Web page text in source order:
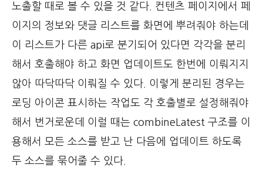
노출할 때로 볼 수 있을 것 같다. 컨텐츠 페이지에서 페
이지의 정보와 댓글 리스트를 화면에 뿌려줘야 하는데
이 리스트가 다른 api로 분기되어 있다면 각각을 분리
해서 호출해야 하고 화면 업데이트도 한번에 이뤄지지
않아 따닥따닥 이뤄질 수 있다. 이렇게 분리된 경우는
로딩 아이콘 표시하는 작업도 각 호출별로 설정해줘야
해서 번거로운데 이럴 때는 combineLatest 구조를 이
용해서 모든 소스를 받고 난 다음에 업데이트 하도록
두 소스를 묶어줄 수 있다.